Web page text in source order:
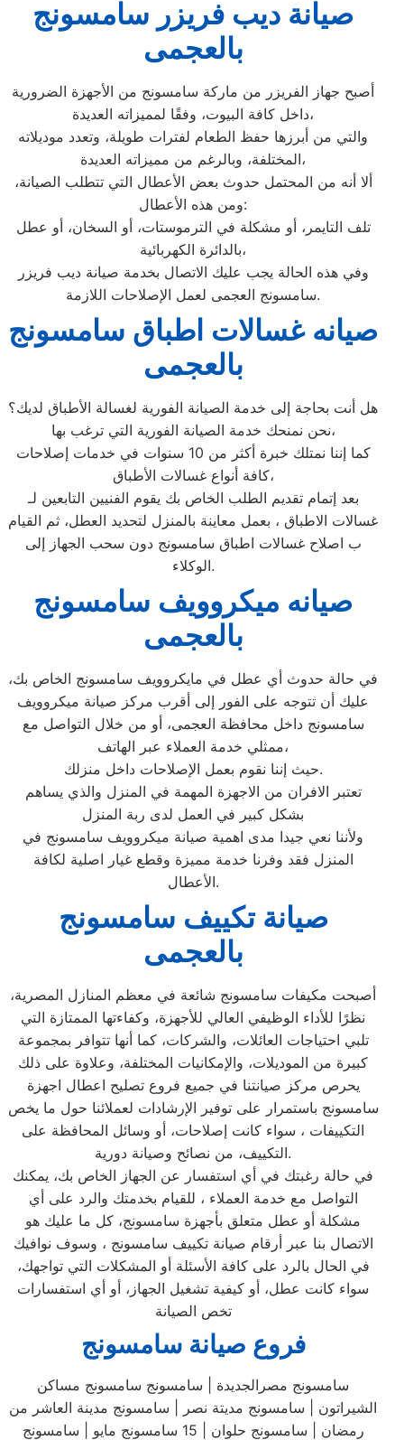
صيانة ديب فريزر سامسونج
بالعجمى
أصبح جهاز الفريزر من ماركة سامسونج من الأجهزة الضرورية
داخل كافة البيوت، وفقًا لمميزاته العديدة،
والتي من أبرزها حفظ الطعام لفترات طويلة، وتعدد موديلاته
المختلفة، وبالرغم من مميزاته العديدة،
ألا أنه من المحتمل حدوث بعض الأعطال التي تتطلب الصيانة،
ومن هذه الأعطال:
تلف التايمر، أو مشكلة في الترموستات، أو السخان، أو عطل
بالدائرة الكهربائية،
وفي هذه الحالة يجب عليك الاتصال بخدمة صيانة ديب فريزر
سامسونج العجمى لعمل الإصلاحات اللازمة.
صيانه غسالات اطباق سامسونج
بالعجمى
هل أنت بحاجة إلى خدمة الصيانة الفورية لغسالة الأطباق لديك؟
نحن نمنحك خدمة الصيانة الفورية التي ترغب بها،
كما إننا نمتلك خبرة أكثر من 10 سنوات في خدمات إصلاحات
كافة أنواع غسالات الأطباق،
بعد إتمام تقديم الطلب الخاص بك يقوم الفنيين التابعين لـ
غسالات الاطباق ، بعمل معاينة بالمنزل لتحديد العطل، ثم القيام
ب اصلاح غسالات اطباق سامسونج دون سحب الجهاز إلى
الوكلاء.
صيانه ميكروويف سامسونج
بالعجمى
في حالة حدوث أي عطل في مايكروويف سامسونج الخاص بك،
عليك أن تتوجه على الفور إلى أقرب مركز صيانة ميكروويف
سامسونج داخل محافظة العجمى، أو من خلال التواصل مع
ممثلي خدمة العملاء عبر الهاتف،
حيث إننا نقوم بعمل الإصلاحات داخل منزلك.
تعتبر الافران من الاجهزة المهمة في المنزل والذي يساهم
بشكل كبير في العمل لدى ربة المنزل
ولأننا نعي جيدا مدى اهمية صيانة ميكروويف سامسونج في
المنزل فقد وفرنا خدمة مميزة وقطع غيار اصلية لكافة
الأعطال.
صيانة تكييف سامسونج
بالعجمى
أصبحت مكيفات سامسونج شائعة في معظم المنازل المصرية،
نظرًا للأداء الوظيفي العالي للأجهزة، وكفاءتها الممتازة التي
تلبي احتياجات العائلات، والشركات، كما أنها تتوافر بمجموعة
كبيرة من الموديلات، والإمكانيات المختلفة، وعلاوة على ذلك
يحرص مركز صيانتنا في جميع فروع تصليح اعطال اجهزة
سامسونج باستمرار على توفير الإرشادات لعملائنا حول ما يخص
التكييفات ، سواء كانت إصلاحات، أو وسائل المحافظة على
التكييف، من نصائح وصيانة دورية.
في حالة رغبتك في أي استفسار عن الجهاز الخاص بك، يمكنك
التواصل مع خدمة العملاء ، للقيام بخدمتك والرد على أي
مشكلة أو عطل متعلق بأجهزة سامسونج، كل ما عليك هو
الاتصال بنا عبر أرقام صيانة تكييف سامسونج ، وسوف نوافيك
في الحال بالرد على كافة الأسئلة أو المشكلات التي تواجهك،
سواء كانت عطل، أو كيفية تشغيل الجهاز، أو أي استفسارات
تخص الصيانة
فروع صيانة سامسونج
سامسونج مصرالجديدة | سامسونج سامسونج مساكن
الشيراتون | سامسونج مديتة نصر | سامسونج مدينة العاشر من
رمضان | سامسونج حلوان | 15 سامسونج مايو | سامسونج